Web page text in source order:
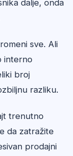
dalje, onda
sve. Ali
interno
broj
razliku.
trenutno
da zatražite
prodajni